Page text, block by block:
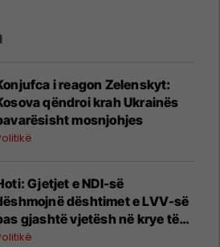
i reagon Zelenskyt:
qëndroi krah Ukrainës
mosnjohjes
Gjetjet e NDI-së
dështimet e LVV-së
gjashtë vjetësh në krye të